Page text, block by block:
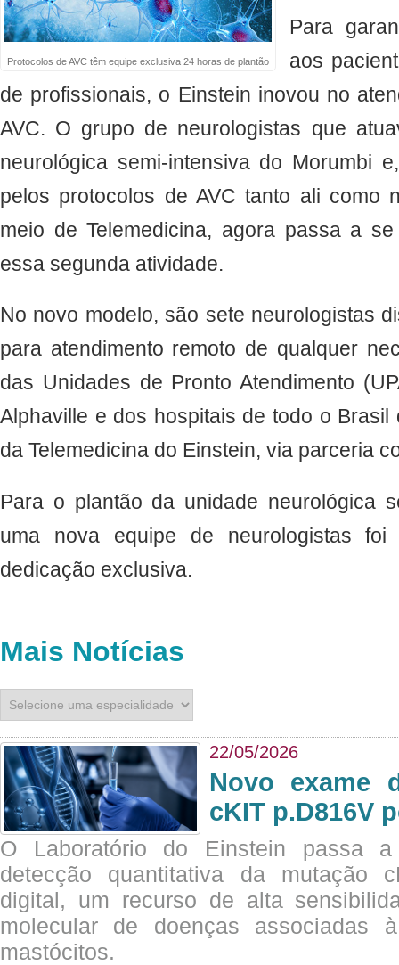
Protocolos de AVC têm equipe exclusiva 24 horas de plantão
Para
aos
de profissionais, o Einstein inovou no
AVC. O grupo de neurologistas que
neurológica semi-intensiva do Morumbi
pelos protocolos de AVC tanto ali como
meio de Telemedicina, agora passa a
essa segunda atividade.
No novo modelo, são sete neurologistas
para atendimento remoto de qualquer
das Unidades de Pronto Atendimento
Alphaville e dos hospitais de todo o
da Telemedicina do Einstein, via parceria
Para o plantão da unidade neurológica
uma nova equipe de neurologistas foi
dedicação exclusiva.
Mais Notícias
22/05/2026
Novo exame
cKIT p.D816V
O Laboratório do Einstein passa
detecção quantitativa da mutação
digital, um recurso de alta
molecular de doenças associadas
mastócitos.